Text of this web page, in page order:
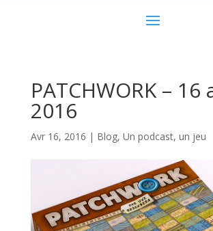
PATCHWORK – 16
2016
Avr 16, 2016 | Blog, Un podcast, un jeu